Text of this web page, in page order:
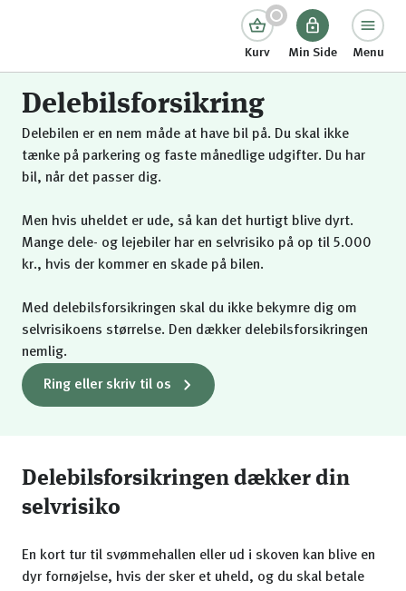
Kurv Min Side Menu
Delebilsforsikring
Delebilen er en nem måde at have bil på. Du skal ikke
tænke på parkering og faste månedlige udgifter. Du har
bil, når det passer dig.
Men hvis uheldet er ude, så kan det hurtigt blive dyrt.
Mange dele- og lejebiler har en selvrisiko på op til 5.000
kr., hvis der kommer en skade på bilen.
Med delebilsforsikringen skal du ikke bekymre dig om
selvrisikoens størrelse. Den dækker delebilsforsikringen
nemlig.
Ring eller skriv til os
Delebilsforsikringen dækker din
selvrisiko
En kort tur til svømmehallen eller ud i skoven kan blive en
dyr fornøjelse, hvis der sker et uheld, og du skal betale